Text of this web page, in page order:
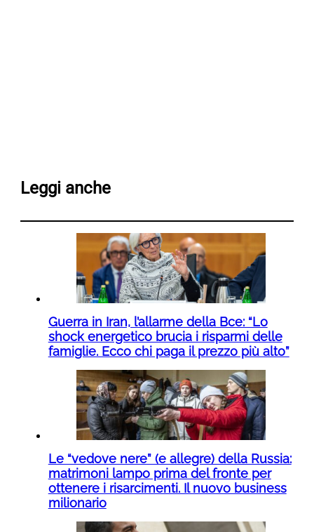
Leggi anche
Guerra in Iran, l’allarme della Bce: “Lo
shock energetico brucia i risparmi delle
famiglie. Ecco chi paga il prezzo più alto”
Le “vedove nere” (e allegre) della Russia:
matrimoni lampo prima del fronte per
ottenere i risarcimenti. Il nuovo business
milionario